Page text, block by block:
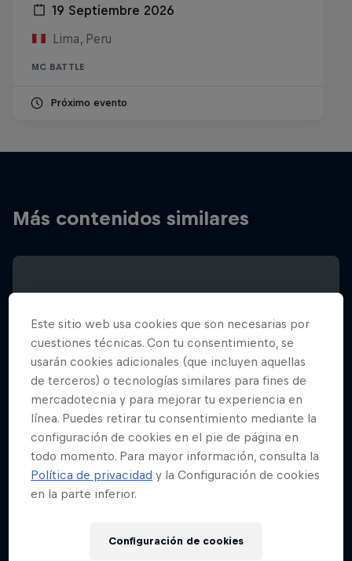
19 Septiembre 2026
Lima, Peru
MC BATTLE
Próximo evento
Más contenidos similares
Este sitio web usa cookies que son necesarias por
cuestiones técnicas. Con tu consentimiento, se
usarán cookies adicionales (que incluyen aquellas
de terceros) o tecnologías similares para fines de
mercadotecnia y para mejorar tu experiencia en
línea. Puedes retirar tu consentimiento mediante la
configuración de cookies en el pie de página en
todo momento. Para mayor información, consulta la
Política de privacidad y la Configuración de cookies
en la parte inferior.
Configuración de cookies